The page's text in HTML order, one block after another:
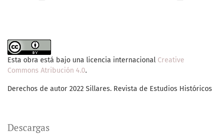
Esta obra está bajo una licencia internacional Creative
Commons Atribución 4.0.
Derechos de autor 2022 Sillares. Revista de Estudios Históricos
Descargas